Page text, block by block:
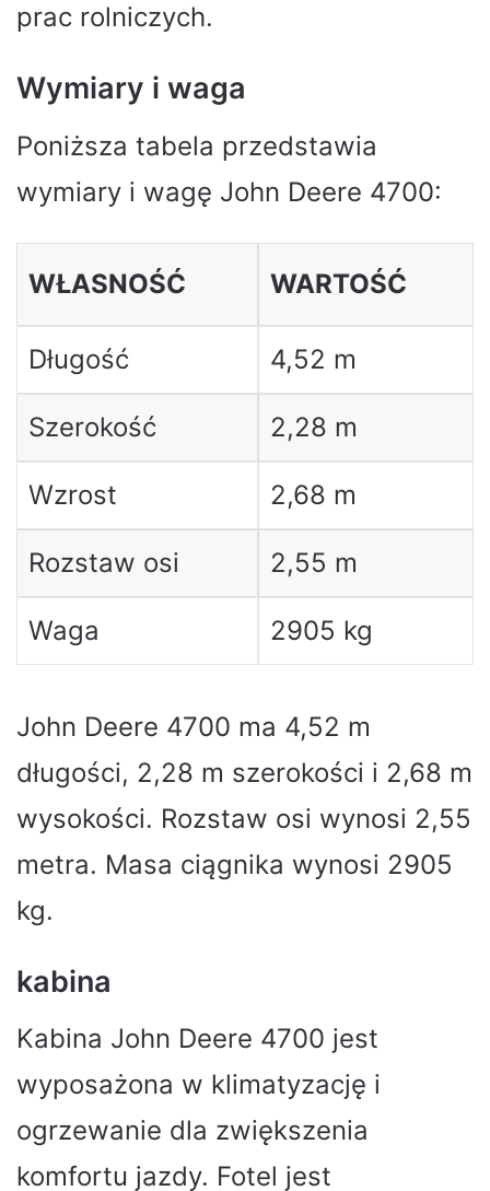
prac rolniczych.
Wymiary i waga
Poniższa tabela przedstawia
wymiary i wagę John Deere 4700:
WŁASNOŚĆ WARTOŚĆ
Długość 4,52 m
Szerokość 2,28 m
Wzrost 2,68 m
Rozstaw osi 2,55 m
Waga 2905 kg
John Deere 4700 ma 4,52 m
długości, 2,28 m szerokości i 2,68 m
wysokości. Rozstaw osi wynosi 2,55
metra. Masa ciągnika wynosi 2905
kg.
kabina
Kabina John Deere 4700 jest
wyposażona w klimatyzację i
ogrzewanie dla zwiększenia
komfortu jazdy. Fotel jest